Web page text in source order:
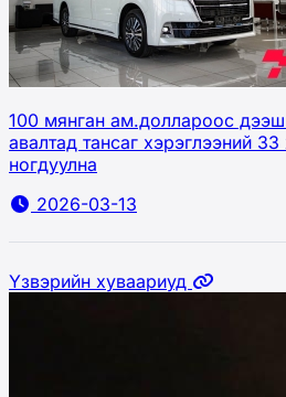
100 мянган ам.доллароос
авалтад тансаг хэрэглээний
ногдуулна
2026-03-13
Үзвэрийн хуваариуд